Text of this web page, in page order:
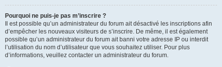
Pourquoi ne puis-je pas m’inscrire ?
Il est possible qu’un administrateur du forum ait désactivé les inscriptions afin
d’empêcher les nouveaux visiteurs de s’inscrire. De même, il est également
possible qu’un administrateur du forum ait banni votre adresse IP ou interdit
l’utilisation du nom d’utilisateur que vous souhaitez utiliser. Pour plus
d’informations, veuillez contacter un administrateur du forum.